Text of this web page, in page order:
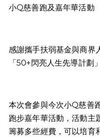
小Q慈善跑及嘉年華活動
感謝攜手扶弱基金與商界
「50+閃亮人生先導計劃」
本次會參與今次小Q慈善
跑步嘉年華活動，活動主
籌募多些經費，可以培育